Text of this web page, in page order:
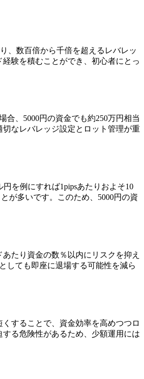
、数百倍から千倍を超えるレバレッ
験を積むことができ、初心者にとっ
、5000円の資金でも約250万円相当
なレバレッジ設定とロット管理が重
を例にすれば1pipsあたりおよそ10
が多いです。このため、5000円の資
たり資金の数％以内にリスクを抑え
しても即座に退場する可能性を減ら
することで、資金効率を高めつつロ
る危険性があるため、少額運用には